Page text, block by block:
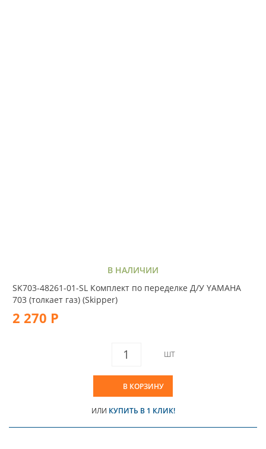
В НАЛИЧИИ
SK703-48261-01-SL Комплект по переделке Д/У YAMAHA
703 (толкает газ) (Skipper)
2 270 Р
ШТ
В КОРЗИНУ
ИЛИ КУПИТЬ В 1 КЛИК!